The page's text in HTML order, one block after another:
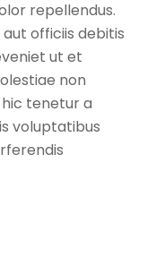
repellendus.
officiis debitis
ut et
non
tenetur a
voluptatibus